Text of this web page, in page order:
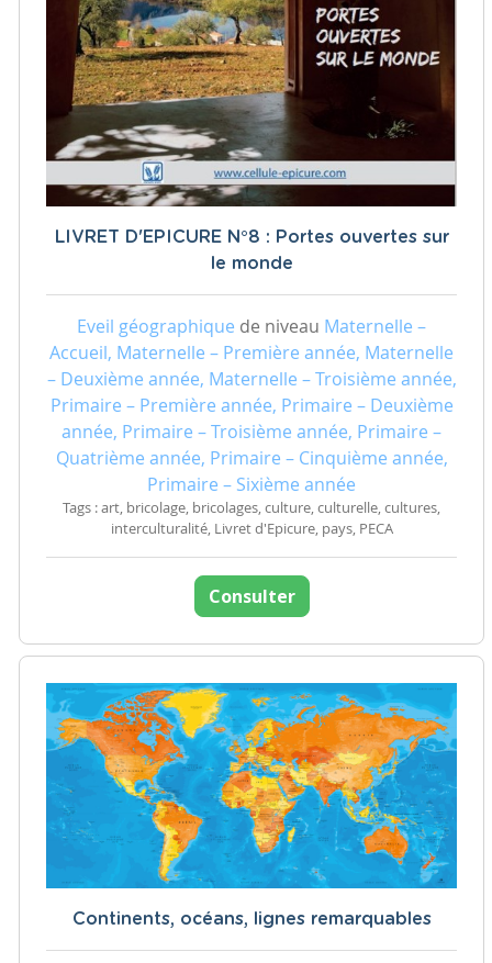
LIVRET D'EPICURE N°8 : Portes ouvertes sur
le monde
Eveil géographique de niveau Maternelle –
Accueil, Maternelle – Première année, Maternelle
– Deuxième année, Maternelle – Troisième année,
Primaire – Première année, Primaire – Deuxième
année, Primaire – Troisième année, Primaire –
Quatrième année, Primaire – Cinquième année,
Primaire – Sixième année
Tags : art, bricolage, bricolages, culture, culturelle, cultures,
interculturalité, Livret d'Epicure, pays, PECA
Consulter
Continents, océans, lignes remarquables